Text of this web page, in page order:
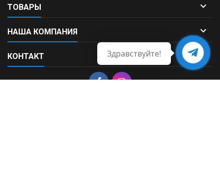
ТОВАРЫ 
НАША КОМПАНИЯ 
КОНТАКТ 
Свяжитесь
с нами
Здравствуйте!